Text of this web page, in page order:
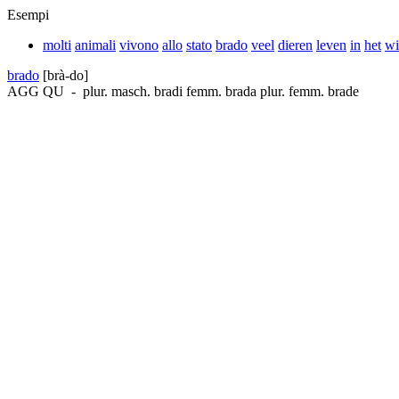
Esempi
molti animali vivono allo stato brado veel dieren leven in het
brado [brà-do]
AGG QU - plur. masch. bradi femm. brada plur. femm. brade